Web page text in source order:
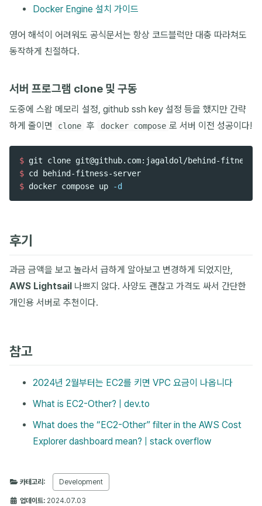
Docker Engine 설치 가이드
영어 해석이 어려워도 공식문서는 항상 코드블럭만 대충 따라쳐도
동작하게 친절하다.
서버 프로그램 clone 및 구동
도중에 스왑 메모리 설정, github ssh key 설정 등을 했지만 간략
하게 줄이면
clone 후 docker compose 로 서버 이전 성공이다!
$
$ cd
$ docker compose up -d
후기
과금 금액을 보고 놀라서 급하게 알아보고 변경하게 되었지만,
AWS Lightsail 나쁘지 않다. 사양도 괜찮고 가격도 싸서 간단한
개인용 서버로 추천이다.
참고
2024년 2월부터는 EC2를 키면 VPC 요금이 나옵니다
What is EC2-Other? | dev.to
What does the “EC2-Other” filter in the AWS Cost
Explorer dashboard mean? | stack overflow
카테고리: Development
업데이트: 2024.07.03